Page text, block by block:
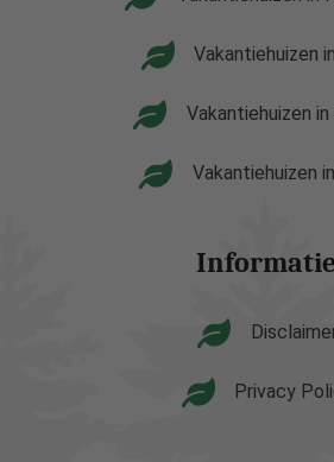
Vakantiehuizen
Vakantiehuizen in
Vakantiehuizen
Privacy